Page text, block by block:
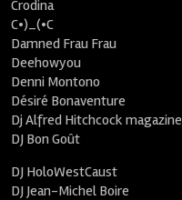
Crodina
C•)_(•C
Damned Frau Frau
Deehowyou
Denni Montono
Désiré Bonaventure
Dj Alfred Hitchcock magazine
DJ Bon Goût
DJ HoloWestCaust
DJ Jean-Michel Boire